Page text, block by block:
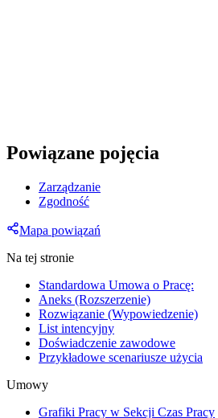
Powiązane pojęcia
Zarządzanie
Zgodność
Mapa powiązań
Na tej stronie
Standardowa Umowa o Pracę:
Aneks (Rozszerzenie)
Rozwiązanie (Wypowiedzenie)
List intencyjny
Doświadczenie zawodowe
Przykładowe scenariusze użycia
Umowy
Grafiki Pracy w Sekcji Czas Pracy